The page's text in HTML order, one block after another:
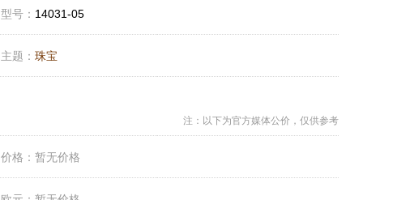
型号： 14031-05
主题： 珠宝
注：以下为官方媒体公价，仅供参考
价格： 暂无价格